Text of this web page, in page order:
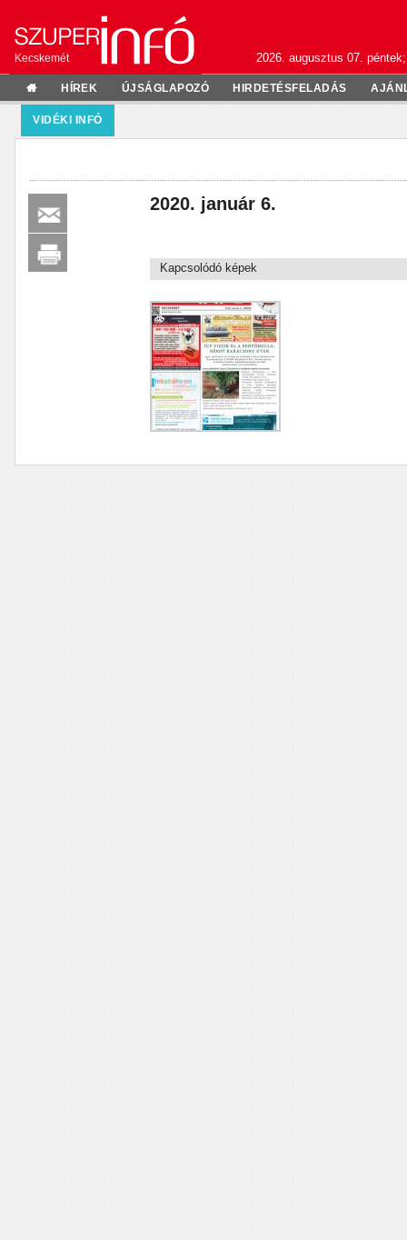
Kecskemét 2026. augusztus 07.
HÍREK ÚJSÁGLAPOZÓ HIRDETÉSFELADÁS
VIDÉKI INFÓ
2020. január 6.
Kapcsolódó képek